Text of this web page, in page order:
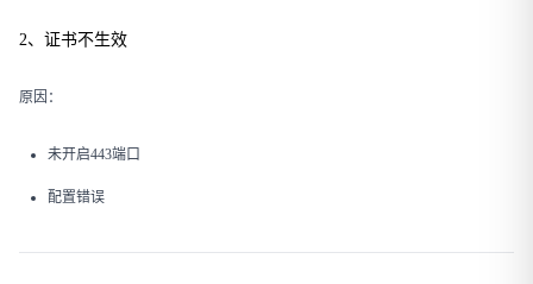
2、证书不生效
原因：
未开启443端口
配置错误